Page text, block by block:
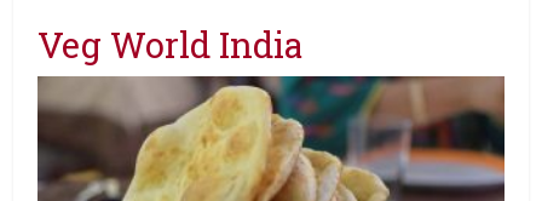
Veg World India